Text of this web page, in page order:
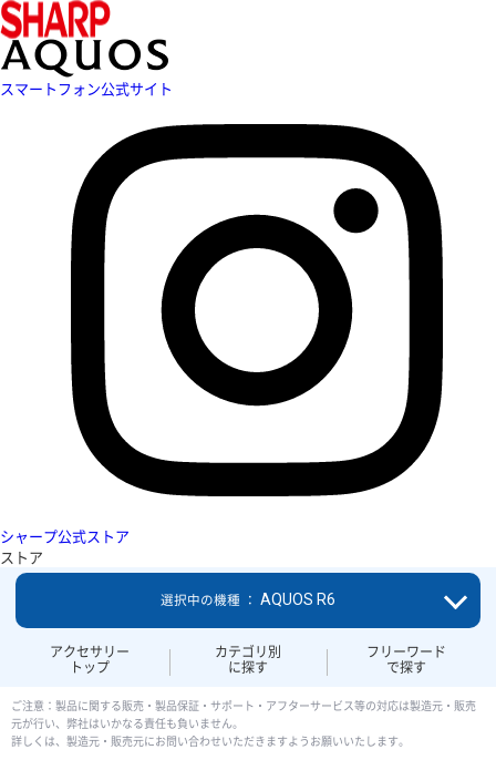
スマートフォン公式サイト
シャープ公式ストア
ストア
アクセサリー
トップ
カテゴリ別
に探す
フリーワード
で探す
選択中の機種 ： AQUOS R6
ご注意：製品に関する販売・製品保証・サポート・アフターサービス等の対応は製造元・販売
元が行い、弊社はいかなる責任も負いません。
詳しくは、製造元・販売元にお問い合わせいただきますようお願いいたします。